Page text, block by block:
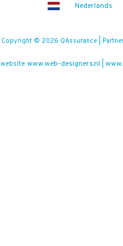
Nederlands
Copyright © 2026 QAssurance |
website: www.web-designers.nl